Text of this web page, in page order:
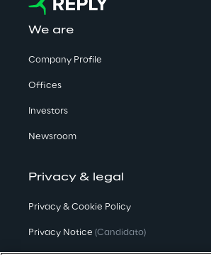
We are
Company Profile
Offices
Investors
Newsroom
Privacy & legal
Privacy & Cookie Policy
Privacy Notice (Candidato)